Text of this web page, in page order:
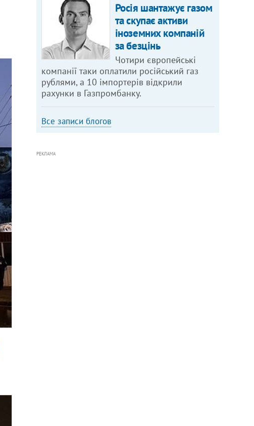
Росія шантажує газом
та скупає активи
іноземних компаній
за безцінь
Чотири європейські
компанії таки оплатили російський газ
рублями, а 10 імпортерів відкрили
рахунки в Газпромбанку.
Все записи блогов
РЕКЛАМА